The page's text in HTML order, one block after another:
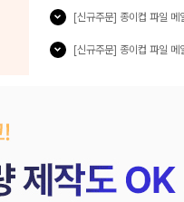
[신규주문] 종이컵 파일 메
[신규주문] 종이컵 파일 메